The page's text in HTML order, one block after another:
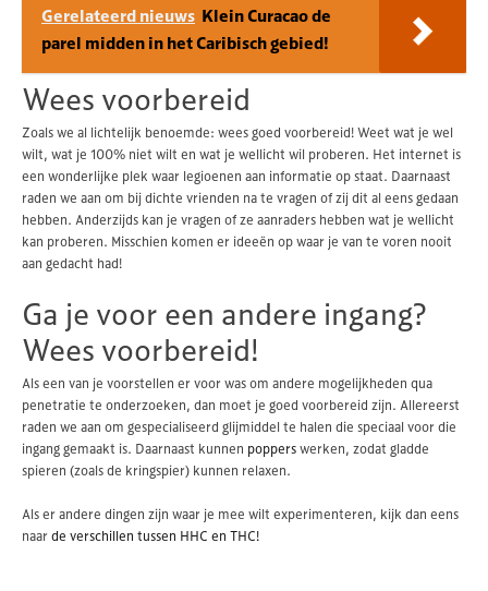
Gerelateerd nieuws Klein Curacao de
parel midden in het Caribisch gebied!
Wees voorbereid
Zoals we al lichtelijk benoemde: wees goed voorbereid! Weet wat je wel
wilt, wat je 100% niet wilt en wat je wellicht wil proberen. Het internet is
een wonderlijke plek waar legioenen aan informatie op staat. Daarnaast
raden we aan om bij dichte vrienden na te vragen of zij dit al eens gedaan
hebben. Anderzijds kan je vragen of ze aanraders hebben wat je wellicht
kan proberen. Misschien komen er ideeën op waar je van te voren nooit
aan gedacht had!
Ga je voor een andere ingang?
Wees voorbereid!
Als een van je voorstellen er voor was om andere mogelijkheden qua
penetratie te onderzoeken, dan moet je goed voorbereid zijn. Allereerst
raden we aan om gespecialiseerd glijmiddel te halen die speciaal voor die
ingang gemaakt is. Daarnaast kunnen popperswerken, zodat gladde
spieren (zoals de kringspier) kunnen relaxen.
Als er andere dingen zijn waar je mee wilt experimenteren, kijk dan eens
naarde verschillen tussen HHC en THC!